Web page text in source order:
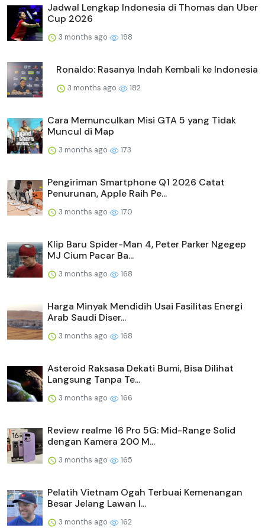
Jadwal Lengkap Indonesia di Thomas dan Uber
Cup 2026
3 months ago 198
Ronaldo: Rasanya Indah Kembali ke Indonesia
3 months ago 182
Cara Memunculkan Misi GTA 5 yang Tidak
Muncul di Map
3 months ago 173
Pengiriman Smartphone Q1 2026 Catat
Penurunan, Apple Raih Pe...
3 months ago 170
Klip Baru Spider-Man 4, Peter Parker Ngegep
MJ Cium Pacar Ba...
3 months ago 168
Harga Minyak Mendidih Usai Fasilitas Energi
Arab Saudi Diser...
3 months ago 168
Asteroid Raksasa Dekati Bumi, Bisa Dilihat
Langsung Tanpa Te...
3 months ago 166
Review realme 16 Pro 5G: Mid-Range Solid
dengan Kamera 200 M...
3 months ago 165
Pelatih Vietnam Ogah Terbuai Kemenangan
Besar Jelang Lawan I...
3 months ago 162